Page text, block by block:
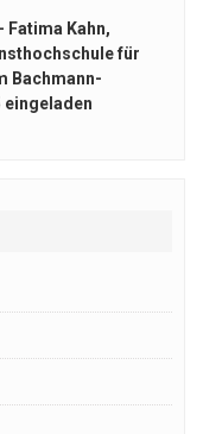
Fatima Kahn,
für
Bachmann-
eingeladen